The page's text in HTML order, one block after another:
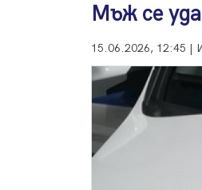
Мъж се
15.06.2026, 12:45 |